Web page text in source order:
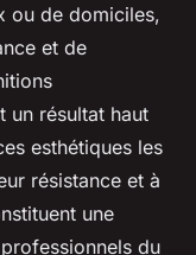
ou de domiciles,
et de
un résultat haut
esthétiques les
résistance et à
une
du